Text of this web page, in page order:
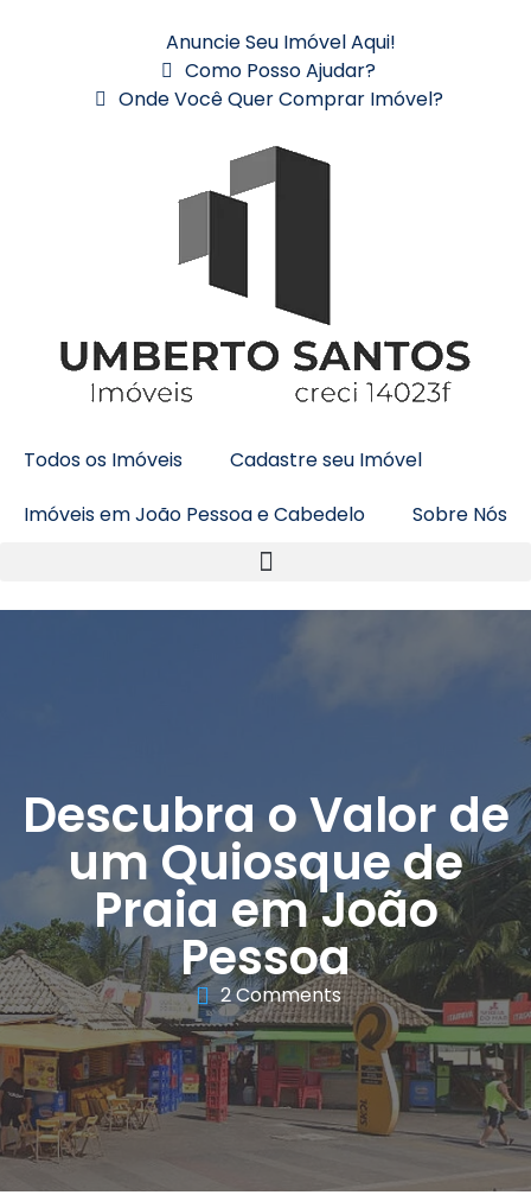
Anuncie Seu Imóvel Aqui!
Como Posso Ajudar?
Onde Você Quer Comprar Imóvel?
Todos os Imóveis
Cadastre seu Imóvel
Imóveis em João Pessoa e Cabedelo
Sobre Nós
Descubra o Valor de
um Quiosque de
Praia em João
Pessoa
2 Comments